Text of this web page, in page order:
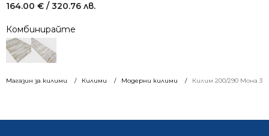
Магазин за килими Килими Модерни килими Килим 200/290 Мона
164.00 € / 320.76 лв.
Комбинирайте